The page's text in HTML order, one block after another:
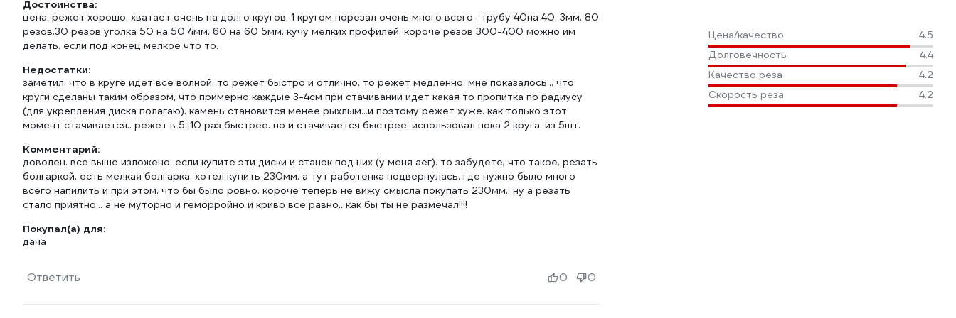
Достоинства:
цена. режет хорошо. хватает очень на долго кругов. 1 кругом порезал очень много всего- трубу 40на 40. 3мм. 80
резов.30 резов уголка 50 на 50 4мм. 60 на 60 5мм. кучу мелких профилей. короче резов 300-400 можно им
делать. если под конец мелкое что то.
Недостатки:
заметил. что в круге идет все волной. то режет быстро и отлично. то режет медленно. мне показалось... что
круги сделаны таким образом, что примерно каждые 3-4см при стачивании идет какая то пропитка по радиусу
(для укрепления диска полагаю). камень становится менее рыхлым...и поэтому режет хуже. как только этот
момент стачивается.. режет в 5-10 раз быстрее. но и стачивается быстрее. использовал пока 2 круга. из 5шт.
Комментарий:
доволен. все выше изложено. если купите эти диски и станок под них (у меня аег). то забудете, что такое. резать
болгаркой. есть мелкая болгарка. хотел купить 230мм. а тут работенка подвернулась. где нужно было много
всего напилить и при этом. что бы было ровно. короче теперь не вижу смысла покупать 230мм.. ну а резать
стало приятно... а не муторно и геморройно и криво все равно.. как бы ты не размечал!!!!
Покупал(а) для:
дача
Ответить 0 0
Цена/качество
4.5
Долговечность
4.4
Качество реза
4.2
Скорость реза
4.2